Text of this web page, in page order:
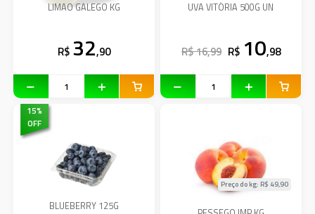
LIMAO GALEGO KG
R$ 32,90
UVA VITÓRIA 500G UN
R$ 16,99 R$ 10,98
15%
OFF
BLUEBERRY 125G
Preço do kg: R$ 49,90